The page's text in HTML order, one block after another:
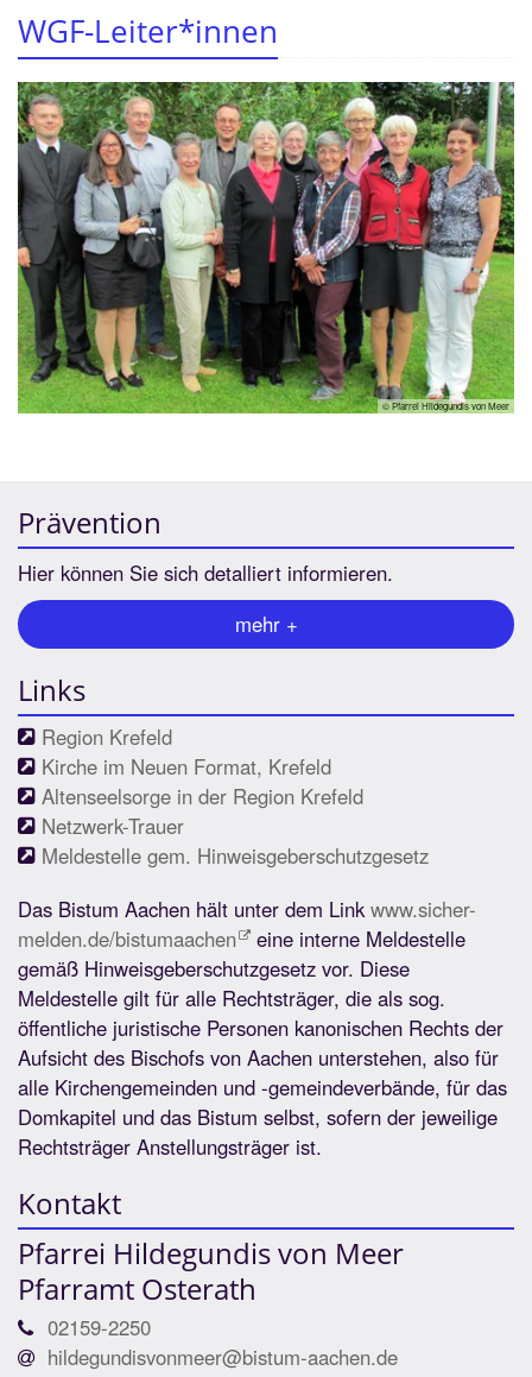
WGF-Leiter*innen
© Pfarrei Hildegundis von Meer
Prävention
Hier können Sie sich detalliert informieren.
mehr +
Links
Region Krefeld
Kirche im Neuen Format, Krefeld
Altenseelsorge in der Region Krefeld
Netzwerk-Trauer
Meldestelle gem. Hinweisgeberschutzgesetz
Das Bistum Aachen hält unter dem Linkwww.sicher-
melden.de/bistumaachen
eine interne Meldestelle
gemäß Hinweisgeberschutzgesetz vor. Diese
Meldestelle gilt für alle Rechtsträger, die als sog.
öffentliche juristische Personen kanonischen Rechts der
Aufsicht des Bischofs von Aachen unterstehen, also für
alle Kirchengemeinden und -gemeindeverbände, für das
Domkapitel und das Bistum selbst, sofern der jeweilige
Rechtsträger Anstellungsträger ist.
Kontakt
Pfarrei Hildegundis von Meer
Pfarramt Osterath
02159-2250
hildegundisvonmeer@bistum-aachen.de